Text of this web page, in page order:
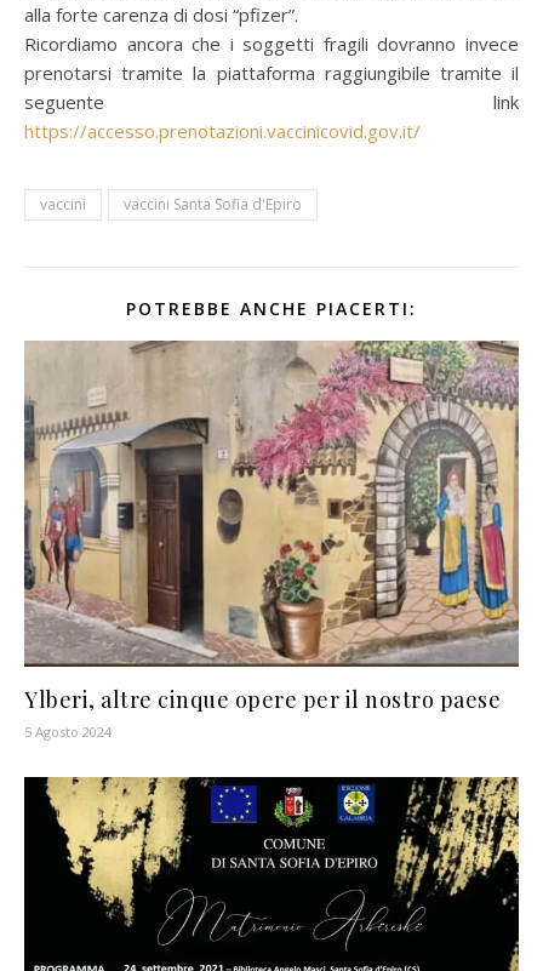
alla forte carenza di dosi “pfizer”.
Ricordiamo ancora che i soggetti fragili dovranno invece
prenotarsi tramite la piattaforma raggiungibile tramite il
seguente link
https://accesso.prenotazioni.vaccinicovid.gov.it/
vaccini vaccini Santa Sofia d'Epiro
POTREBBE ANCHE PIACERTI:
Ylberi, altre cinque opere per il nostro paese
5 Agosto 2024